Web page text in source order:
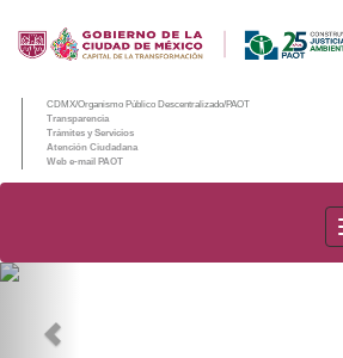
CDMX/Organismo Público Descentralizado/PAOT
Transparencia
Trámites y Servicios
Atención Ciudadana
Web e-mail PAOT